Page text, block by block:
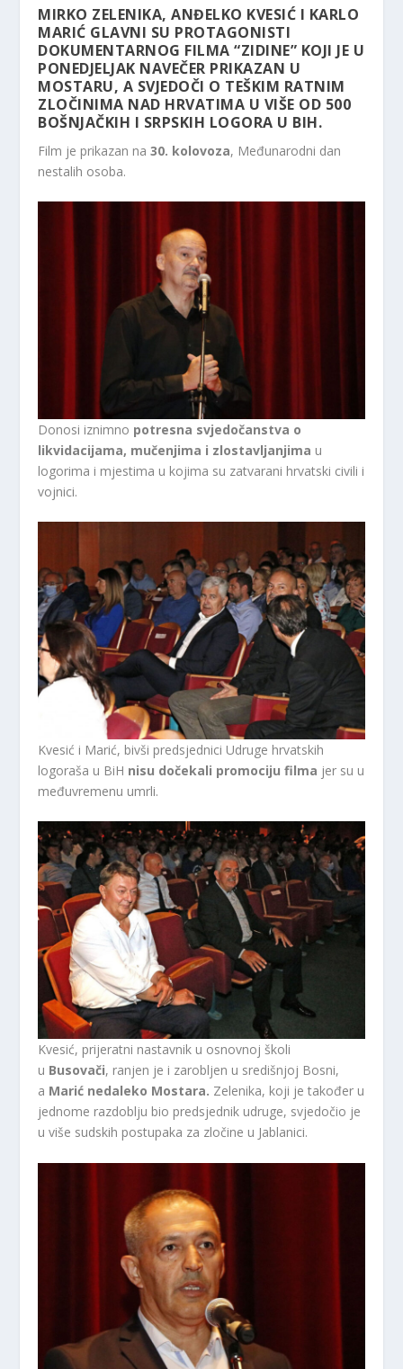
MIRKO ZELENIKA, ANĐELKO KVESIĆ I KARLO
MARIĆ GLAVNI SU PROTAGONISTI
DOKUMENTARNOG FILMA “ZIDINE” KOJI JE U
PONEDJELJAK NAVEČER PRIKAZAN U
MOSTARU, A SVJEDOČI O TEŠKIM RATNIM
ZLOČINIMA NAD HRVATIMA U VIŠE OD 500
BOŠNJAČKIH I SRPSKIH LOGORA U BIH.
Film je prikazan na30. kolovoza, Međunarodni dan
nestalih osoba.
Donosi iznimno potresna svjedočanstva o
likvidacijama, mučenjima i zlostavljanjima u
logorima i mjestima u kojima su zatvarani hrvatski civili i
vojnici.
Kvesić i Marić, bivši predsjednici Udruge hrvatskih
logoraša u BiH nisu dočekali promociju filma jer su u
međuvremenu umrli.
Kvesić, prijeratni nastavnik u osnovnoj školi
u Busovači, ranjen je i zarobljen u središnjoj Bosni,
a Marić nedaleko Mostara. Zelenika, koji je također u
jednome razdoblju bio predsjednik udruge, svjedočio je
u više sudskih postupaka za zločine u Jablanici.